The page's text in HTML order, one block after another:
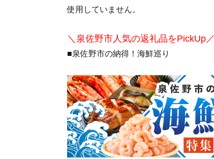
使用していません。
＼泉佐野市人気の返礼品をPickUp／
■泉佐野市の納得！海鮮巡り